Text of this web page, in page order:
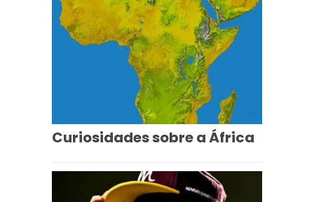
Curiosidades sobre a África